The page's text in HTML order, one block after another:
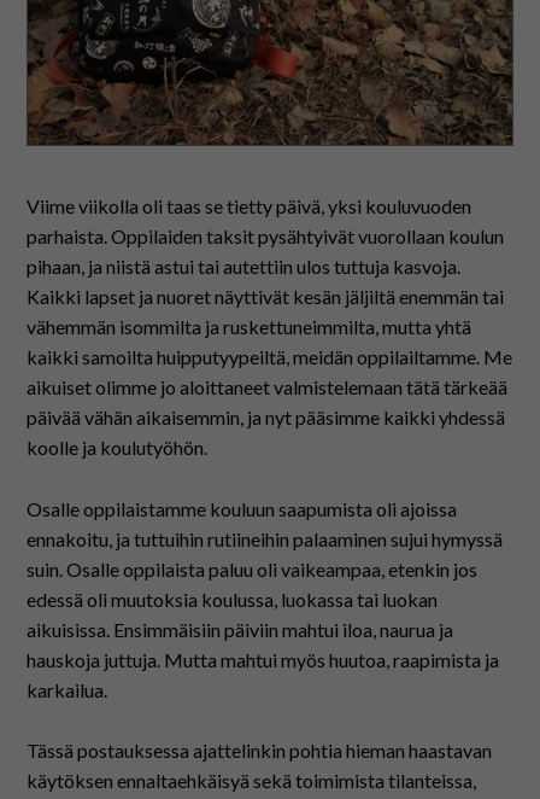
In English
Viime viikolla oli taas se tietty päivä, yksi kouluvuoden
parhaista. Oppilaiden taksit pysähtyivät vuorollaan koulun
pihaan, ja niistä astui tai autettiin ulos tuttuja kasvoja.
Kaikki lapset ja nuoret näyttivät kesän jäljiltä enemmän tai
vähemmän isommilta ja ruskettuneimmilta, mutta yhtä
kaikki samoilta huipputyypeiltä, meidän oppilailtamme. Me
aikuiset olimme jo aloittaneet valmistelemaan tätä tärkeää
päivää vähän aikaisemmin, ja nyt pääsimme kaikki yhdessä
koolle ja koulutyöhön.
Osalle oppilaistamme kouluun saapumista oli ajoissa
ennakoitu, ja tuttuihin rutiineihin palaaminen sujui hymyssä
suin. Osalle oppilaista paluu oli vaikeampaa, etenkin jos
edessä oli muutoksia koulussa, luokassa tai luokan
aikuisissa. Ensimmäisiin päiviin mahtui iloa, naurua ja
hauskoja juttuja. Mutta mahtui myös huutoa, raapimista ja
karkailua.
Tässä postauksessa ajattelinkin pohtia hieman haastavan
käytöksen ennaltaehkäisyä sekä toimimista tilanteissa,